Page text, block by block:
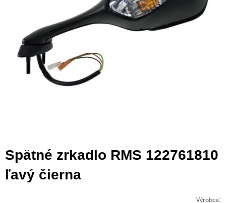
Spätné zrkadlo RMS 122761810
ľavý čierna
Výrobca: